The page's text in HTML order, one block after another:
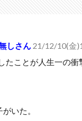
しさん 21/12/10(金
たことが人生一の衝
いた。